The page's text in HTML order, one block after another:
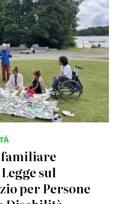
familiare
sul
per Persone